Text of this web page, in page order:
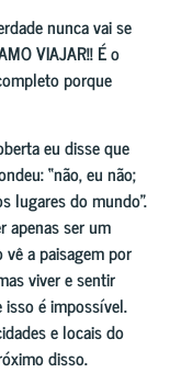
nunca vai se
VIAJAR!! É o
porque
eu disse que
“não, eu não;
lugares do mundo”.
apenas ser um
a paisagem por
viver e sentir
é impossível.
e locais do
disso.